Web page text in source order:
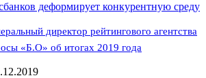
деформирует конкурентную среду
директор рейтингового агентства
«Б.О» об итогах 2019 года